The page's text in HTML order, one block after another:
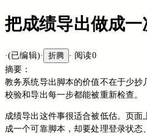
把成绩导出做成
·(已编辑)· 折腾 · 阅读0
摘要：
教务系统导出脚本的价值不在于少抄
校验和导出每一步都能被重新检查。
成绩导出这件事很适合被低估。页
成一个可靠脚本，却要处理登录状